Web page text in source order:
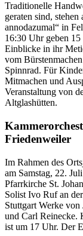
Traditionelle
geraten sind,
annodazumal“ in
16:30 Uhr geben
Einblicke in ihr
vom
Spinnrad. Für
Mitmachen und
Veranstaltung von
Altglashütten.
Friedenweiler
Im Rahmen des
am Samstag, 22.
Pfarrkirche St.
Solist Ivo Ruf an
Stuttgart Werke
und Carl Reinecke.
ist um 17 Uhr. Der